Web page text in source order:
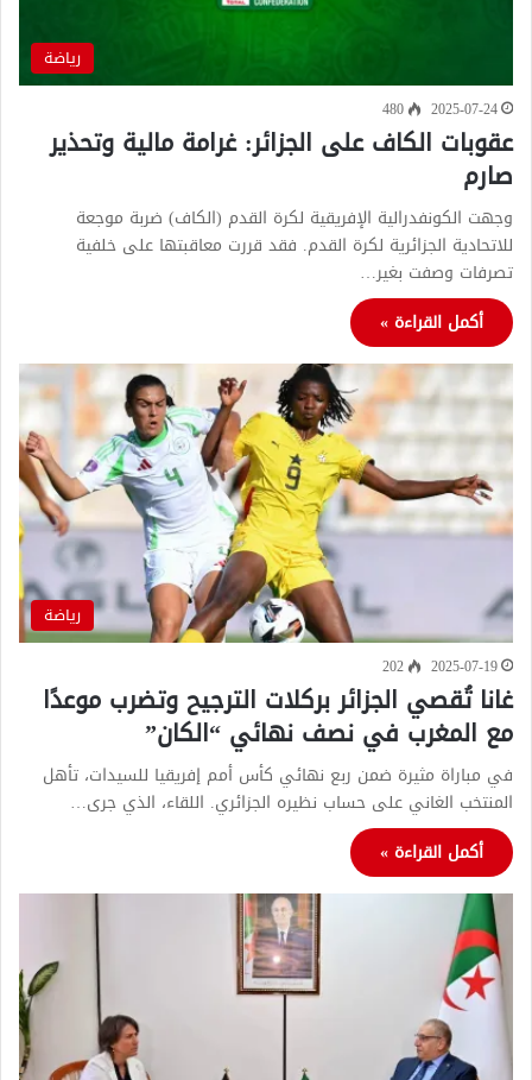
رياضة
2025-07-24
480
عقوبات الكاف على الجزائر: غرامة مالية وتحذير
صارم
وجهت الكونفدرالية الإفريقية لكرة القدم (الكاف) ضربة موجعة
للاتحادية الجزائرية لكرة القدم. فقد قررت معاقبتها على خلفية
تصرفات وصفت بغير…
أكمل القراءة »
رياضة
2025-07-19
202
غانا تُقصي الجزائر بركلات الترجيح وتضرب موعدًا
مع المغرب في نصف نهائي “الكان”
في مباراة مثيرة ضمن ربع نهائي كأس أمم إفريقيا للسيدات، تأهل
المنتخب الغاني على حساب نظيره الجزائري. اللقاء، الذي جرى…
أكمل القراءة »